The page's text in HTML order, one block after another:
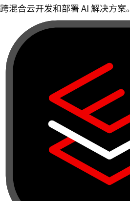
跨混合云开发和部署 AI 解决方案。